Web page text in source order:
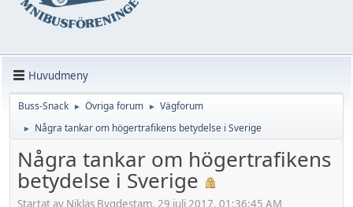
Huvudmeny
Buss-Snack ► Övriga forum ► Vägforum
► Några tankar om högertrafikens betydelse i Sverige
Några tankar om högertrafikens
betydelse i Sverige
Startat av Niklas Bygdestam, 29 juli 2017, 01:36:45 AM